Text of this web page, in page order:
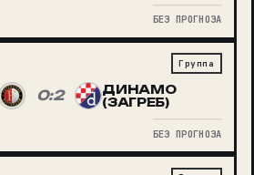
БЕЗ ПРОГНОЗА
Группа
0:2
ДИНАМО
(ЗАГРЕБ)
БЕЗ ПРОГНОЗА